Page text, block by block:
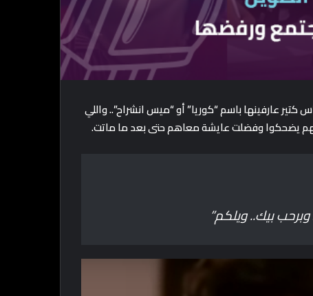
ما ناس كتير عارفينها باسم “كوريا” أو “ميس انشراح”.. واللي
يضحكوا وفضلت عايشة معاهم حتى بعد ما ماتت.
بيك.. ويلكم”